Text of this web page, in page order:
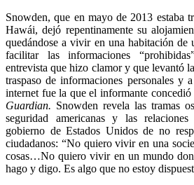
Snowden, que en mayo de 2013 estaba
Hawái, dejó repentinamente su
quedándose a vivir en una habitación de
facilitar las informaciones
entrevista que hizo clamor y que levantó
traspaso de informaciones personales y
internet fue la que el informante
Guardian. Snowden revela las tramas
seguridad americanas y las
gobierno de Estados Unidos de no
ciudadanos: “No quiero vivir en una
cosas…No quiero vivir en un mundo
hago y digo. Es algo que no estoy